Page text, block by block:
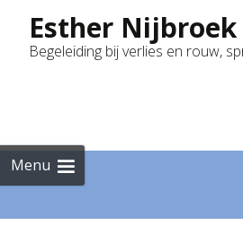
Esther Nijbroek
Begeleiding bij verlies en rouw,
Menu